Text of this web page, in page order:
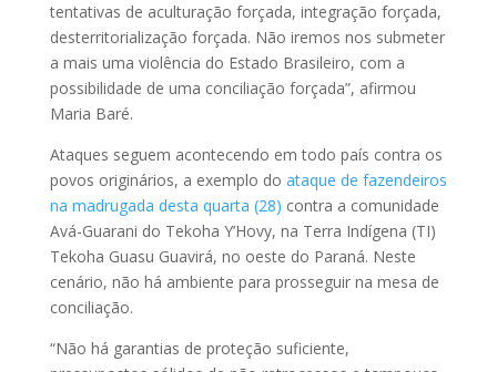
tentativas de aculturação forçada, integração forçada,
desterritorialização forçada. Não iremos nos submeter
a mais uma violência do Estado Brasileiro, com a
possibilidade de uma conciliação forçada”, afirmou
Maria Baré.
Ataques seguem acontecendo em todo país contra os
povos originários, a exemplo do ataque de fazendeiros
na madrugada desta quarta (28) contra a comunidade
Avá-Guarani do Tekoha Y’Hovy, na Terra Indígena (TI)
Tekoha Guasu Guavirá, no oeste do Paraná. Neste
cenário, não há ambiente para prosseguir na mesa de
conciliação.
“Não há garantias de proteção suficiente,